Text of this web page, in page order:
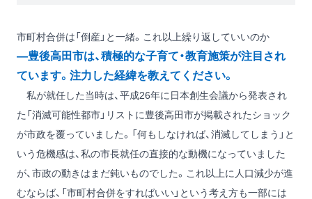
市町村合併は「倒産」と一緒。これ以上繰り返していいのか
―豊後高田市は、積極的な子育て・教育施策が注目され
ています。注力した経緯を教えてください。
私が就任した当時は、平成26年に日本創生会議から発表され
た「消滅可能性都市」リストに豊後高田市が掲載されたショック
が市政を覆っていました。「何もしなければ、消滅してしまう」と
いう危機感は、私の市長就任の直接的な動機になっていました
が、市政の動きはまだ鈍いものでした。これ以上に人口減少が進
むならば、「市町村合併をすればいい」という考え方も一部には